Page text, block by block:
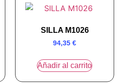
SILLA M1026
94,35 €
Añadir al carrito